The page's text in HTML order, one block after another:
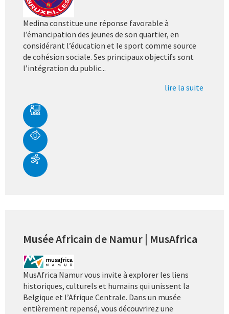
Medina constitue une réponse favorable à
l’émancipation des jeunes de son quartier, en
considérant l’éducation et le sport comme source
de cohésion sociale. Ses principaux objectifs sont
l’intégration du public...
lire la suite
Musée Africain de Namur | MusAfrica
MusAfrica Namur vous invite à explorer les liens
historiques, culturels et humains qui unissent la
Belgique et l’Afrique Centrale. Dans un musée
entièrement repensé, vous découvrirez une